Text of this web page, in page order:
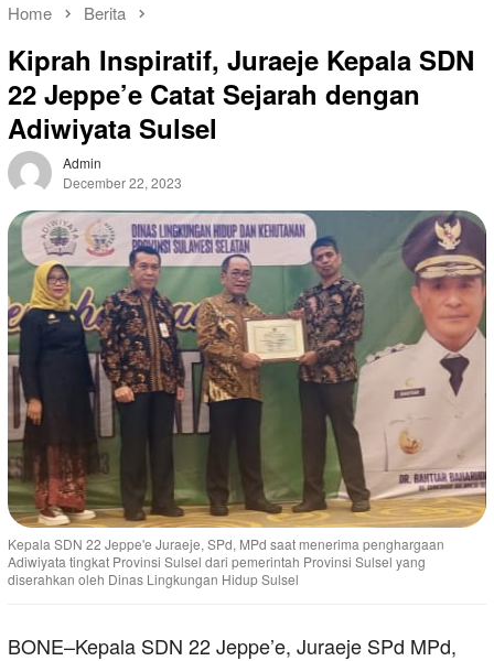
Home Berita
Kiprah Inspiratif, Juraeje Kepala SDN
22 Jeppe’e Catat Sejarah dengan
Adiwiyata Sulsel
Admin
December 22, 2023
Kepala SDN 22 Jeppe'e Juraeje, SPd, MPd saat menerima penghargaan
Adiwiyata tingkat Provinsi Sulsel dari pemerintah Provinsi Sulsel yang
diserahkan oleh Dinas Lingkungan Hidup Sulsel
BONE–Kepala SDN 22 Jeppe’e, Juraeje SPd MPd,